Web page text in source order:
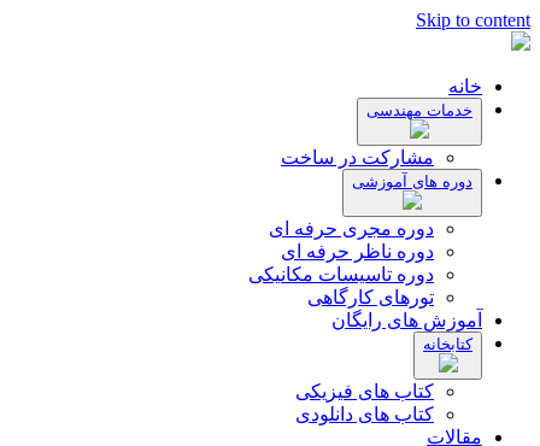
Skip to content
خانه
خدمات مهندسی
مشارکت در ساخت
دوره های آموزشی
دوره مجری حرفه ای
دوره ناظر حرفه ای
دوره تاسیسات مکانیکی
تورهای کارگاهی
آموزش های رایگان
کتابخانه
کتاب های فیزیکی
کتاب های دانلودی
مقالات